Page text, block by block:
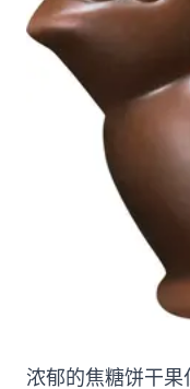
浓郁的焦糖饼干